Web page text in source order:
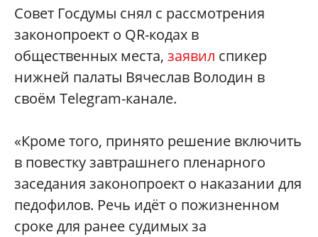
Совет Госдумы снял с рассмотрения
законопроект о QR-кодах в
общественных места, заявил спикер
нижней палаты Вячеслав Володин в
своём Telegram-канале.
«Кроме того, принято решение включить
в повестку завтрашнего пленарного
заседания законопроект о наказании для
педофилов. Речь идёт о пожизненном
сроке для ранее судимых за